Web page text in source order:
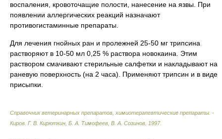
воспаления, кровоточащие полости, нанесение на язвы. При
появлении аллергических реакций назначают
противогистаминные препараты.
Для лечения гнойных ран и пролежней 25-50 мг трипсина
растворяют в 10-50 мл 0,25 % раствора новокаина. Этим
раствором смачивают стерильные салфетки и накладывают на
раневую поверхность (на 2 часа). Применяют трипсин и в виде
присыпки.
Справочник ветеринарных препаратов, химиотерапевтические препараты. -
Киров Г. В. Кирюткин, Б. А. Тимофеев, В. А. Созинов 1997.